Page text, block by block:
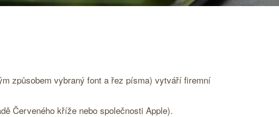
způsobem vybraný font a řez písma) vytváří firemní
Červeného kříže nebo společnosti Apple).